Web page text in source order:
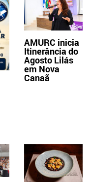
AMURC inicia
Itinerância do
Agosto Lilás
em Nova
Canaã